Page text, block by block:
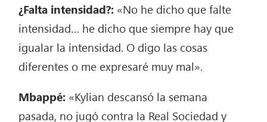
¿Falta intensidad?: «No he dicho que falte
intensidad… he dicho que siempre hay que
igualar la intensidad. O digo las cosas
diferentes o me expresaré muy mal».
Mbappé: «Kylian descansó la semana
pasada, no jugó contra la Real Sociedad y